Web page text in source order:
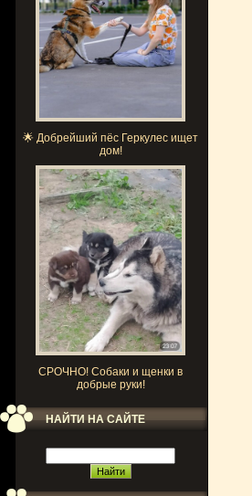
🌟 Добрейший пёс Геркулес ищет
дом!
СРОЧНО! Собаки и щенки в
добрые руки!
НАЙТИ НА САЙТЕ